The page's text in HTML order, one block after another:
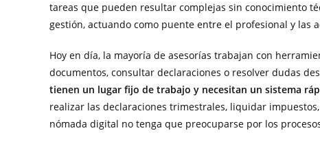
tareas que pueden resultar complejas sin conocimiento
gestión, actuando como puente entre el profesional y las
Hoy en día, la mayoría de asesorías trabajan con
documentos, consultar declaraciones o resolver dudas
tienen un lugar fijo de trabajo y necesitan un sistema
realizar las declaraciones trimestrales, liquidar
nómada digital no tenga que preocuparse por los